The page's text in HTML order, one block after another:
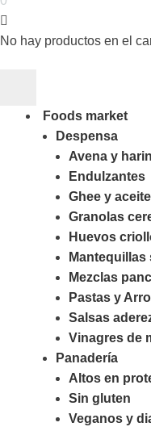
No hay productos en el
Foods market
Despensa
Avena y
Endulzantes
Ghee y
Granolas
Huevos
Mezclas
Pastas y
Salsas
Vinagres de
Panadería
Altos en
Sin gluten
Veganos y